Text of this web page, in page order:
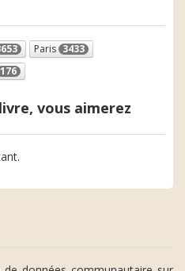
Paris 3433
176
vous aimerez